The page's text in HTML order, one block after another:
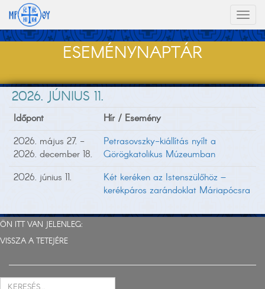
ESEMÉNYNAPTÁR
2026. JÚNIUS 11.
Időpont
Hír / Esemény
2026. május 27. -
2026. december 18.
Petrasovszky-kiállítás nyílt a
Görögkatolikus Múzeumban
2026. június 11.
Két keréken az Istenszülőhöz –
kerékpáros zarándoklat Máriapócsra
ÖN ITT VAN JELENLEG:
VISSZA A TETEJÉRE